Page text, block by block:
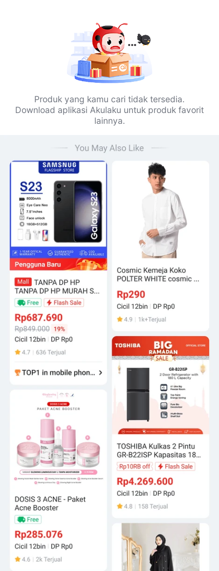
Produk yang kamu cari tidak tersedia.
Download aplikasi Akulaku untuk produk favorit
lainnya.